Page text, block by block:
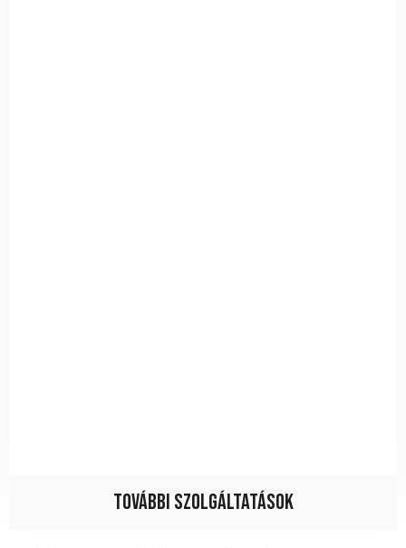
További szolgáltatások